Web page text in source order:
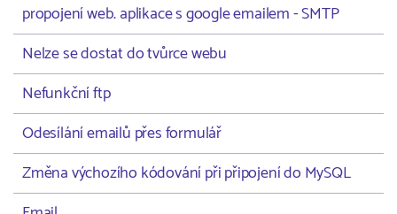
propojení web. aplikace s google emailem - SMTP
Nelze se dostat do tvůrce webu
Nefunkční ftp
Odesílání emailů přes formulář
Změna výchozího kódování při připojení do MySQL